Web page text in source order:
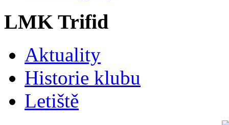
LMK Trifid
Aktuality
Historie klubu
Letiště